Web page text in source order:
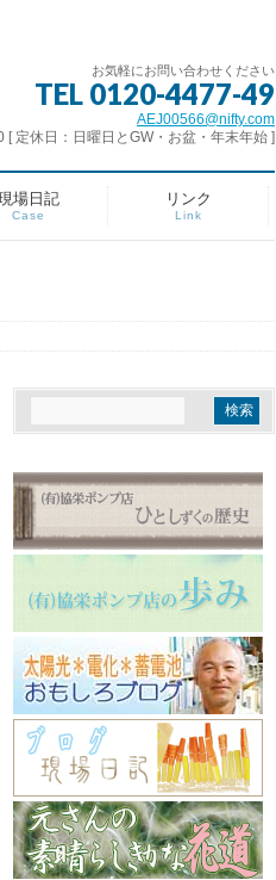
お気軽にお問い合わせください
TEL 0120-4477-49
AEJ00566@nifty.com
[ 定休日：日曜日とGW・お盆・年末年始 ]
場日記
Case
リンク
Link